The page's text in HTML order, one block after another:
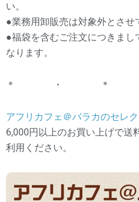
い。
●業務用卸販売は対象外とさせ
●福袋を含むご注文につきま
なります。
＊ ・ ＊
アフリカフェ＠バラカのセレ
6,000円以上のお買い上げで送
利用ください。